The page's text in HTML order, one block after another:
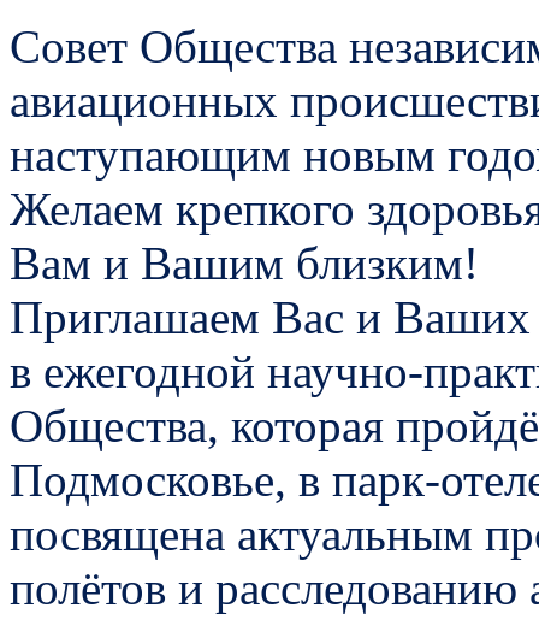
Совет Общества
авиационных
наступающим новым
Желаем крепкого
Вам и Вашим близким!
Приглашаем Вас и Ваших
в ежегодной научно-
Общества, которая
Подмосковье, в парк-
посвящена актуальным
полётов и